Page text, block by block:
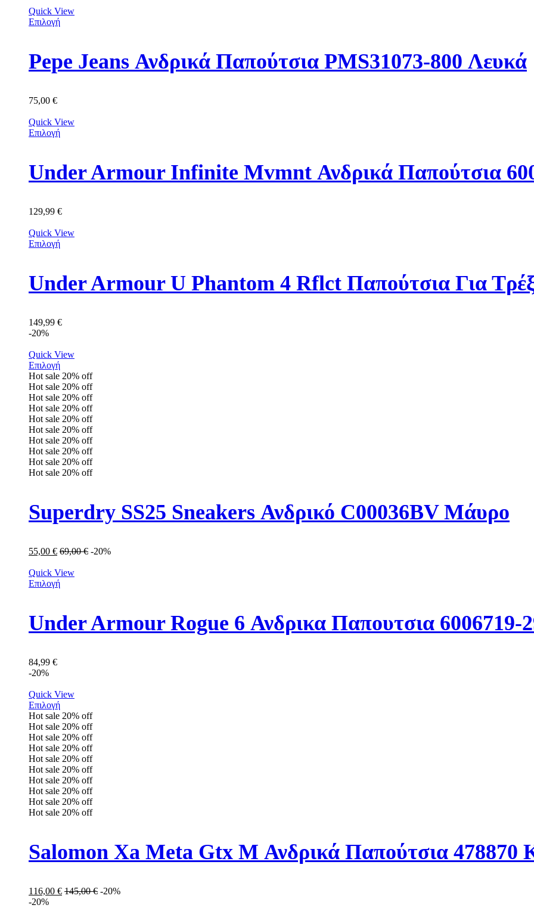
Quick View
Επιλογή
Pepe Jeans Ανδρικά Παπούτσια PMS31073-800 Λευκά
75,00 €
Quick View
Επιλογή
Under Armour Infinite Mvmnt Ανδρικά Παπούτσια
129,99 €
Quick View
Επιλογή
149,99 €
-20%
Quick View
Επιλογή
Hot sale 20% off
Hot sale 20% off
Hot sale 20% off
Hot sale 20% off
Hot sale 20% off
Hot sale 20% off
Hot sale 20% off
Hot sale 20% off
Hot sale 20% off
Hot sale 20% off
Superdry SS25 Sneakers Ανδρικό C00036BV Μάυρο
55,00 € 69,00€ -20%
Quick View
Επιλογή
Under Armour Rogue 6 Ανδρικα Παπουτσια 6006719-
84,99 €
-20%
Quick View
Επιλογή
Hot sale 20% off
Hot sale 20% off
Hot sale 20% off
Hot sale 20% off
Hot sale 20% off
Hot sale 20% off
Hot sale 20% off
Hot sale 20% off
Hot sale 20% off
Hot sale 20% off
Salomon Xa Meta Gtx M Ανδρικά Παπούτσια 478870
116,00 € 145,00€ -20%
-20%